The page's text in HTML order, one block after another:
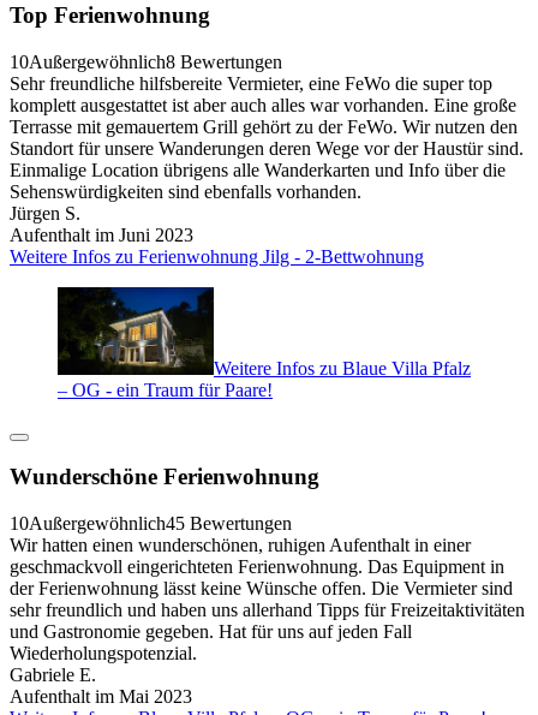
Top Ferienwohnung
10Außergewöhnlich8 Bewertungen
Sehr freundliche hilfsbereite Vermieter, eine FeWo die super top
komplett ausgestattet ist aber auch alles war vorhanden. Eine große
Terrasse mit gemauertem Grill gehört zu der FeWo. Wir nutzen den
Standort für unsere Wanderungen deren Wege vor der Haustür sind.
Einmalige Location übrigens alle Wanderkarten und Info über die
Sehenswürdigkeiten sind ebenfalls vorhanden.
Jürgen S.
Aufenthalt im Juni 2023
Weitere Infos zu Ferienwohnung Jilg - 2-Bettwohnung
Weitere Infos zu Blaue Villa Pfalz
– OG - ein Traum für Paare!
Wunderschöne Ferienwohnung
10Außergewöhnlich45 Bewertungen
Wir hatten einen wunderschönen, ruhigen Aufenthalt in einer
geschmackvoll eingerichteten Ferienwohnung. Das Equipment in
der Ferienwohnung lässt keine Wünsche offen. Die Vermieter sind
sehr freundlich und haben uns allerhand Tipps für Freizeitaktivitäten
und Gastronomie gegeben. Hat für uns auf jeden Fall
Wiederholungspotenzial.
Gabriele E.
Aufenthalt im Mai 2023